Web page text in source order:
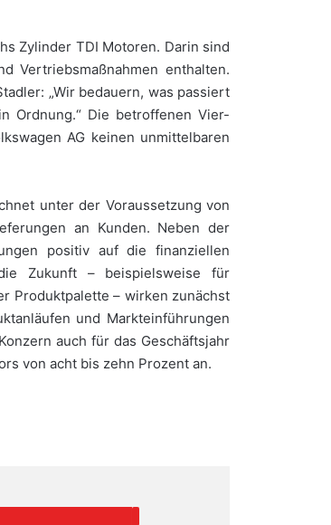
Zylinder TDI Motoren. Darin sind
Vertriebsmaßnahmen enthalten.
„Wir bedauern, was passiert
Ordnung.“ Die betroffenen Vier-
AG keinen unmittelbaren
unter der Voraussetzung von
an Kunden. Neben der
positiv auf die finanziellen
Zukunft – beispielsweise für
Produktpalette – wirken zunächst
und Markteinführungen
auch für das Geschäftsjahr
von acht bis zehn Prozent an.